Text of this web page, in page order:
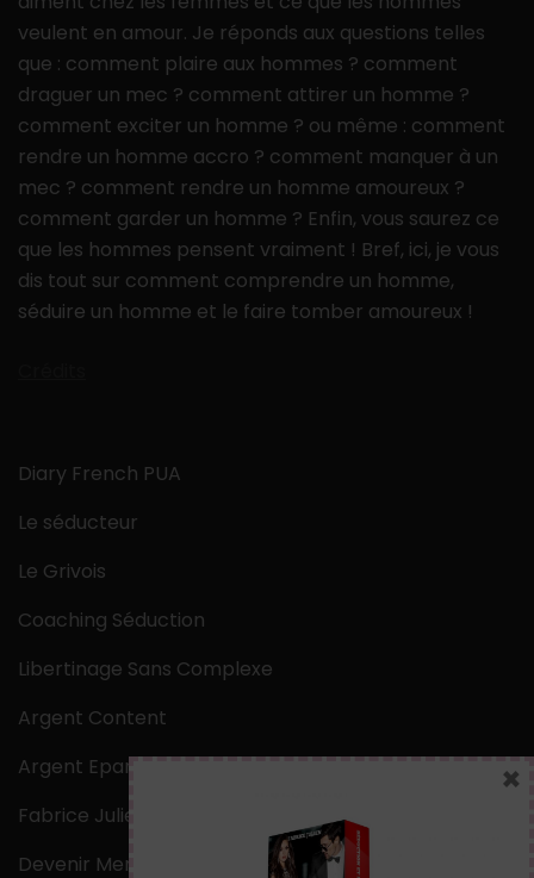
veulent en amour. Je réponds aux questions telles
que : comment plaire aux hommes ? comment
draguer un mec ? comment attirer un homme ?
comment exciter un homme ? ou même : comment
rendre un homme accro ? comment manquer à un
mec ? comment rendre un homme amoureux ?
comment garder un homme ? Enfin, vous saurez ce
que les hommes pensent vraiment ! Bref, ici, je vous
dis tout sur comment comprendre un homme,
séduire un homme et le faire tomber amoureux !
Diary French PUA
Le séducteur
Le Grivois
Coaching Séduction
Libertinage Sans Complexe
Argent Content
Argent Epargne
Fabrice Julien
Devenir Mentaliste
×